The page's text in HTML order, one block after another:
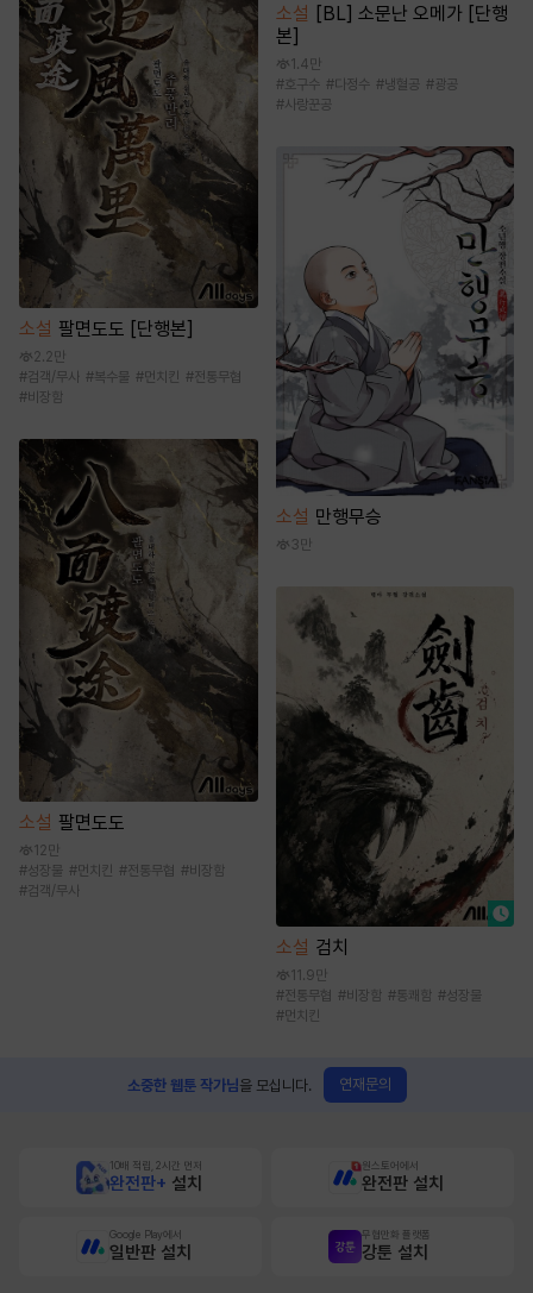
소설 팔면도도 [단행본]
2.2만
#검객/무사 #복수물 #먼치킨 #전통무협
#비장함
소설 팔면도도
12만
#성장물 #먼치킨 #전통무협 #비장함
#검객/무사
소설 [BL] 소문난 오메가 [단행
본]
1.4만
#호구수 #다정수 #냉혈공 #광공
#사랑꾼공
소설 만행무승
3만
소설 검치
11.9만
#전통무협 #비장함 #통쾌함 #성장물
#먼치킨
소중한 웹툰 작가님을 모십니다. 연재문의
10배 적립, 2시간 먼저
완전판+ 설치
원스토어에서
완전판 설치
Google Play에서
일반판 설치
무협만화 플랫폼
강툰 설치